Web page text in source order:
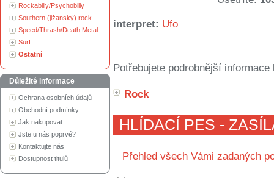
Rockabilly/Psychobilly
Southern (jižanský) rock
Speed/Thrash/Death Metal
Surf
Ostatní
Důležité informace
Ochrana osobních údajů
Obchodní podmínky
Jak nakupovat
Jste u nás poprvé?
Kontaktujte nás
Dostupnost titulů
interpret: Ufo
Potřebujete podrobnější
Rock
HLÍDACÍ PES -
Přehled všech Vámi zadaných